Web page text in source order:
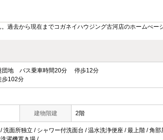
過去から現在までコガネイハウジング古河店のホームぺー
団地 バス乗車時間20分 停歩12分
102分
建物階建 2階
洗面所独立 / シャワー付洗面台 / 温水洗浄便座 / 最上階 / 角